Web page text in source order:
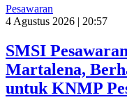
Pesawaran
4 Agustus 2026 | 20:57
SMSI
Martalena,
untuk KNMP